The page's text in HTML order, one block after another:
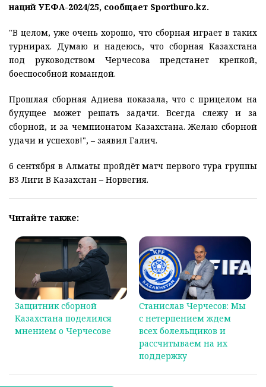
наций УЕФА-2024/25, сообщает Sportburo.kz.
"В целом, уже очень хорошо, что сборная играет в таких
турнирах. Думаю и надеюсь, что сборная Казахстана
под руководством Черчесова предстанет крепкой,
боеспособной командой.
Прошлая сборная Адиева показала, что с прицелом на
будущее может решать задачи. Всегда слежу и за
сборной, и за чемпионатом Казахстана. Желаю сборной
удачи и успехов!", – заявил Галич.
6 сентября в Алматы пройдёт матч первого тура группы
В3 Лиги В Казахстан – Норвегия.
Читайте также:
Защитник сборной
Казахстана поделился
мнением о Черчесове
Станислав Черчесов: Мы
с нетерпением ждем
всех болельщиков и
рассчитываем на их
поддержку